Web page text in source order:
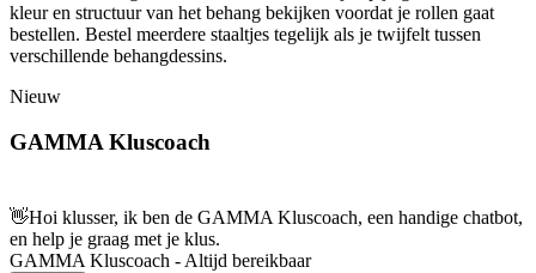
kleur en structuur van het behang bekijken voordat je rollen gaat
bestellen. Bestel meerdere staaltjes tegelijk als je twijfelt tussen
verschillende behangdessins.
Nieuw
GAMMA Kluscoach
👋Hoi klusser, ik ben de GAMMA Kluscoach, een handige chatbot,
en help je graag met je klus.
GAMMA Kluscoach - Altijd bereikbaar